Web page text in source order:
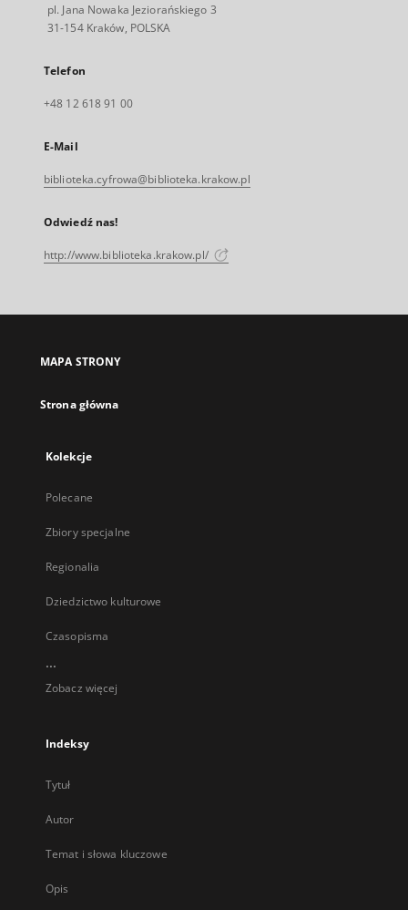
pl. Jana Nowaka Jeziorańskiego 3
31-154 Kraków, POLSKA
Telefon
+48 12 618 91 00
E-Mail
biblioteka.cyfrowa@biblioteka.krakow.pl
Odwiedź nas!
http://www.biblioteka.krakow.pl/
MAPA STRONY
Strona główna
Kolekcje
Polecane
Zbiory specjalne
Regionalia
Dziedzictwo kulturowe
Czasopisma
...
Zobacz więcej
Indeksy
Tytuł
Autor
Temat i słowa kluczowe
Opis